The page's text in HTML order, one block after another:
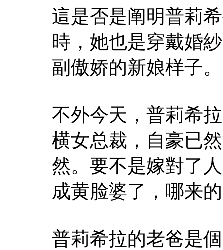
這是否是阐明普莉
時，她也是穿戴婚
副傲娇的新娘样子。
不外今天，普莉希
横女总裁，自豪已
然。要不是嫁對了
成黄脸婆了，哪来
普莉希拉的老爸是